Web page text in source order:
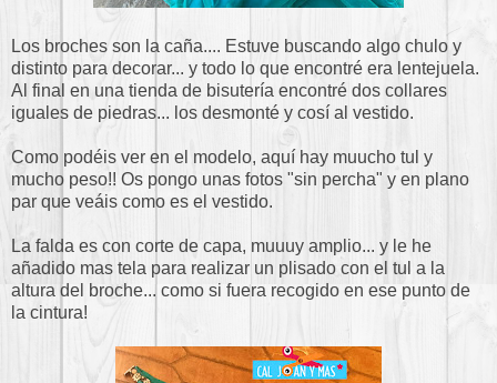
Los broches son la caña.... Estuve buscando algo chulo y
distinto para decorar... y todo lo que encontré era lentejuela.
Al final en una tienda de bisutería encontré dos collares
iguales de piedras... los desmonté y cosí al vestido.
Como podéis ver en el modelo, aquí hay muucho tul y
mucho peso!! Os pongo unas fotos "sin percha" y en plano
par que veáis como es el vestido.
La falda es con corte de capa, muuuy amplio... y le he
añadido mas tela para realizar un plisado con el tul a la
altura del broche... como si fuera recogido en ese punto de
la cintura!